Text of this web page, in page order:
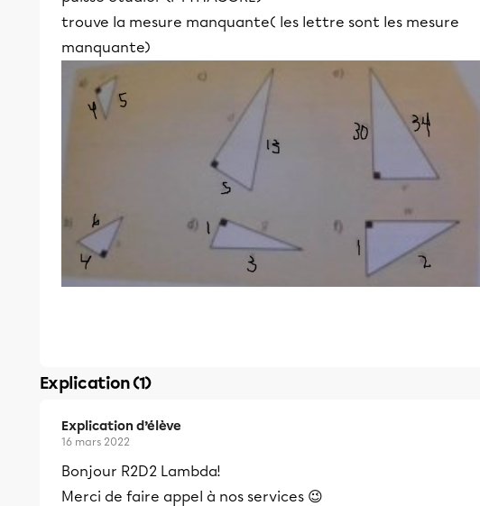
trouve la mesure manquante( les lettre sont les mesure
manquante)
Explication (1)
Explication d’élève
16 mars 2022
Bonjour R2D2 Lambda!
Merci de faire appel à nos services 😉